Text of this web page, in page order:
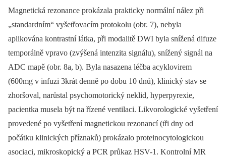
Magnetická rezonance prokázala prakticky normální nález při
„standardním“ vyšetřovacím protokolu (obr. 7), nebyla
aplikována kontrastní látka, při modalitě DWI byla snížená difuze
temporálně vpravo (zvýšená intenzita signálu), snížený signál na
ADC mapě (obr. 8a, b). Byla nasazena léčba acyklovirem
(600mg v infuzi 3krát denně po dobu 10 dnů), klinický stav se
zhoršoval, narůstal psychomotorický neklid, hyperpyrexie,
pacientka musela být na řízené ventilaci. Likvorologické vyšetření
provedené po vyšetření magnetickou rezonancí (tři dny od
počátku klinických příznaků) prokázalo proteinocytologickou
asociaci, mikroskopický a PCR průkaz HSV-1. Kontrolní MR